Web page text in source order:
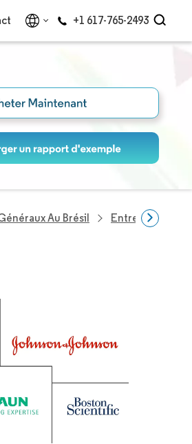
+1 617-765-2493
Au Brésil Entreprises Du